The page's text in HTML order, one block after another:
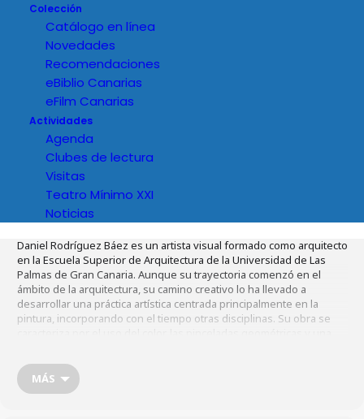
Colección
Catálogo en línea
Novedades
Recomendaciones
eBiblio Canarias
eFilm Canarias
Actividades
Agenda
Clubes de lectura
Visitas
Teatro Mínimo XXI
Noticias
Detalles del evento
Daniel Rodríguez Báez es un artista visual formado como arquitecto
en la Escuela Superior de Arquitectura de la Universidad de Las
Palmas de Gran Canaria. Aunque su trayectoria comenzó en el
ámbito de la arquitectura, su camino creativo lo ha llevado a
desarrollar una práctica artística centrada principalmente en la
pintura, incorporando con el tiempo otras disciplinas. Su obra se
urbano, entendidos como lugares donde se construyen
experiencias y relaciones humanas. En los últimos años, ha
ampliado su investigación artística hacia la figura humana.
MÁS